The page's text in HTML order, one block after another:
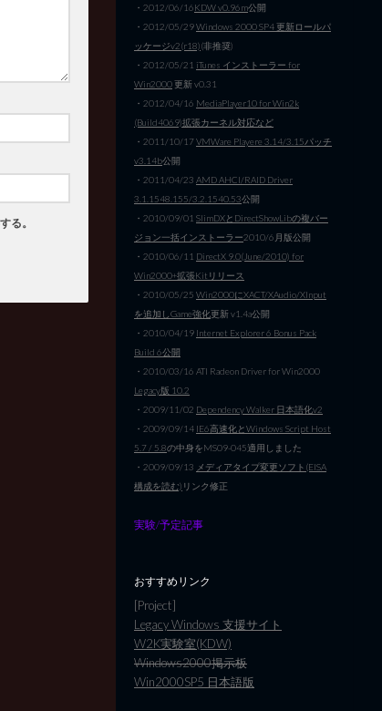
る。
・2012/06/16KDW v0.96m公開
・2012/05/29Windows 2000 SP4 更新ロールパ
ッケージv2(r18)(非推奨)
・2012/05/21 iTunes インストーラー for
Win2000更新 v0.31
・2012/04/16 MediaPlayer10 for Win2k
(Build4069)拡張カーネル対応など
・2011/10/17VMWare Playere 3.14/3.15パッチ
v3.14b公開
・2011/04/23 AMD AHCI/RAID Driver
3.1.1548.155/3.2.1540.53公開
・2010/09/01 SlimDXとDirectShowLibの複バー
ジョン一括インストーラー2010/6月版公開
・2010/06/11 DirectX 9.0(June/2010) for
Win2000+拡張Kitリリース
・2010/05/25 Win2000にXACT/XAudio/XInput
を追加しGame強化更新 v1.4a公開
・2010/04/19 Internet Explorer 6 Bonus Pack
Build 6公開
・2010/03/16 ATI Radeon Driver for Win2000
Legacy版 10.2
・2009/11/02 Dependency Walker 日本語化v2
・2009/09/14 IE6高速化とWindows Script Host
5.7 / 5.8の中身をMS09-045適用しました
・2009/09/13 メディアタイプ変更ソフト(EISA
構成を読む) リンク修正
実験/予定記事
おすすめリンク
[Project]
Legacy Windows 支援サイト
W2K実験室(KDW)
Windows2000掲示板
Win2000SP5 日本語版